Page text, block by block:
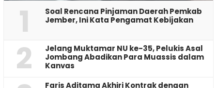
1
‎Soal Rencana Pinjaman Daerah Pemkab
Jember, Ini Kata Pengamat Kebijakan ‎
2
Jelang Muktamar NU ke-35, Pelukis Asal
Jombang Abadikan Para Muassis dalam
Kanvas
Faris Aditama Akhiri Kontrak dengan